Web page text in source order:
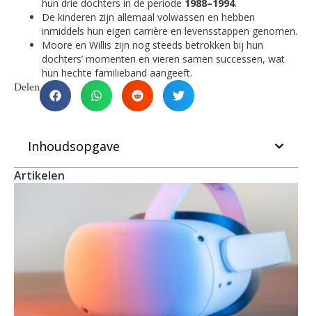
hun drie dochters in de periode 1988–1994.
De kinderen zijn allemaal volwassen en hebben
inmiddels hun eigen carrière en levensstappen genomen.
Moore en Willis zijn nog steeds betrokken bij hun
dochters’ momenten en vieren samen successen, wat
hun hechte familieband aangeeft.
Delen
Inhoudsopgave
Artikelen